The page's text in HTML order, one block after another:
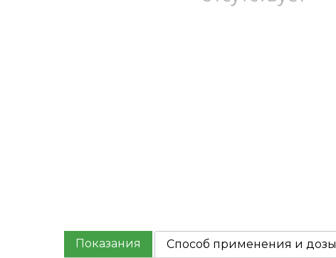
Показания Способ применения и дозы